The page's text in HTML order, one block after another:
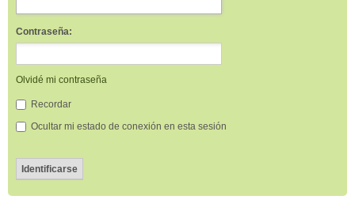
Contraseña:
Olvidé mi contraseña
Recordar
Ocultar mi estado de conexión en esta sesión